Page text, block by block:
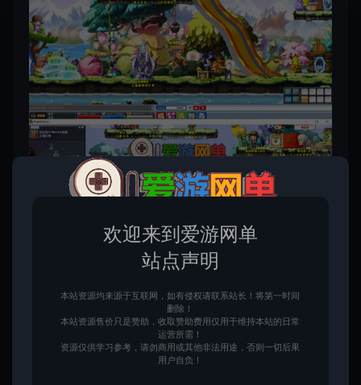
欢迎来到爱游网单
站点声明
本站资源均来源于互联网，如有侵权请联系站长！将第一时间
删除！
本站资源售价只是赞助，收取赞助费用仅用于维持本站的日常
运营所需！
资源仅供学习参考，请勿商用或其他非法用途，否则一切后果
用户自负！